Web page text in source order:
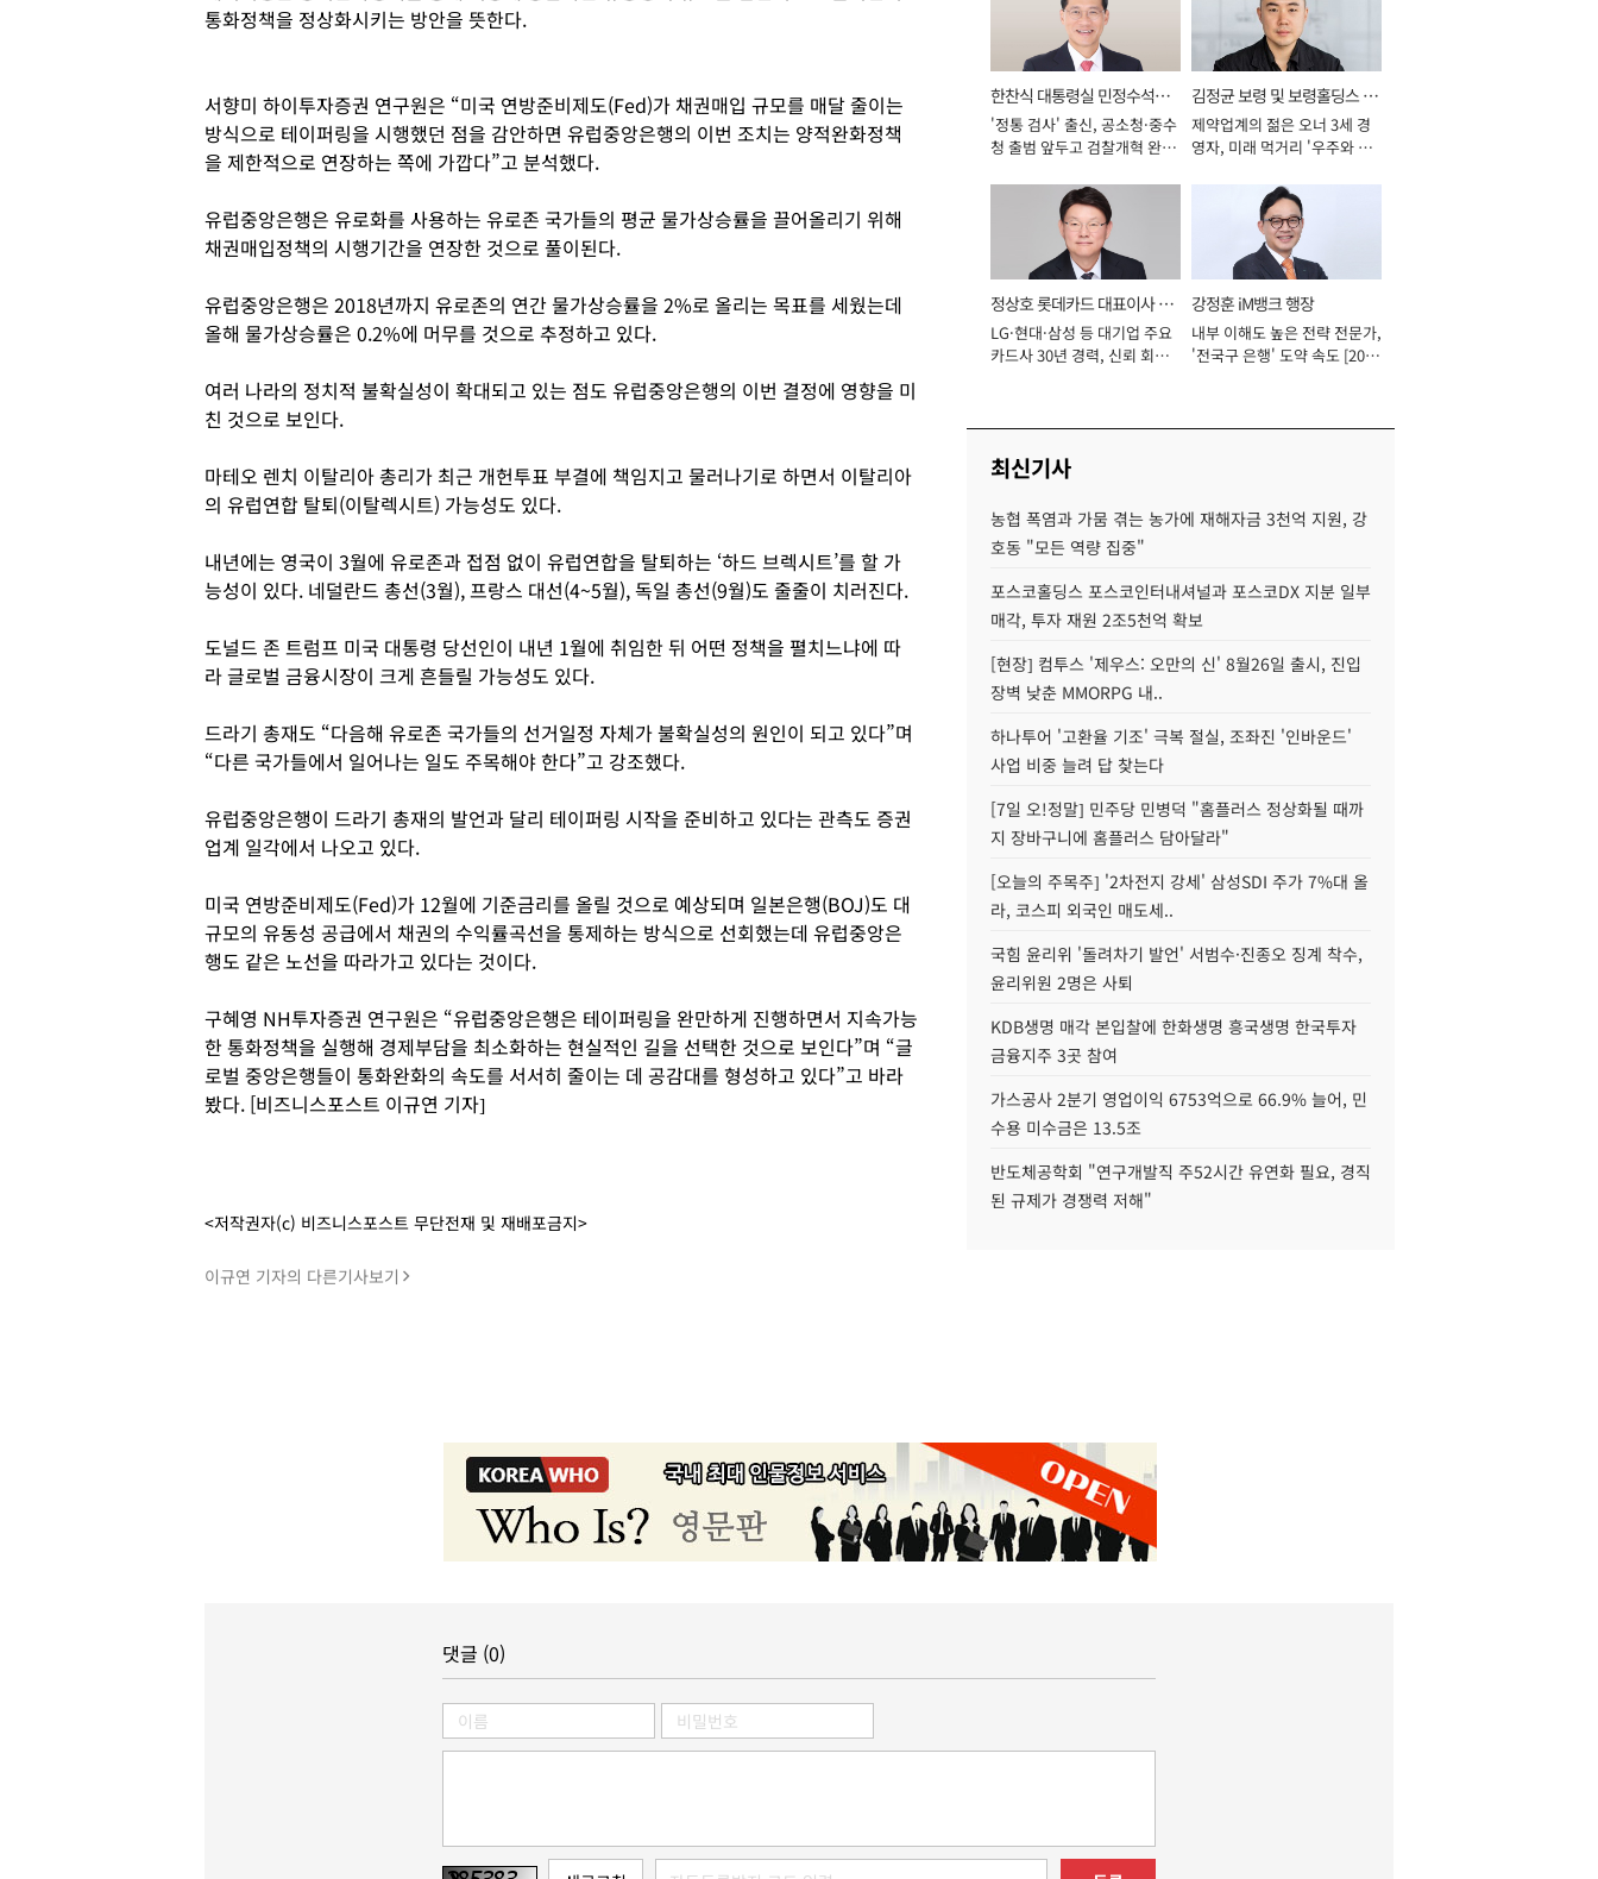
통화정책을 정상화시키는 방안을 뜻한다.
서향미 하이투자증권 연구원은 “미국 연방준비제도(Fed)가 채권매입 규모를 매달 줄이는
방식으로 테이퍼링을 시행했던 점을 감안하면 유럽중앙은행의 이번 조치는 양적완화정책
을 제한적으로 연장하는 쪽에 가깝다”고 분석했다.
유럽중앙은행은 유로화를 사용하는 유로존 국가들의 평균 물가상승률을 끌어올리기 위해
채권매입정책의 시행기간을 연장한 것으로 풀이된다.
유럽중앙은행은 2018년까지 유로존의 연간 물가상승률을 2%로 올리는 목표를 세웠는데
올해 물가상승률은 0.2%에 머무를 것으로 추정하고 있다.
여러 나라의 정치적 불확실성이 확대되고 있는 점도 유럽중앙은행의 이번 결정에 영향을 미
친 것으로 보인다.
마테오 렌치 이탈리아 총리가 최근 개헌투표 부결에 책임지고 물러나기로 하면서 이탈리아
의 유럽연합 탈퇴(이탈렉시트) 가능성도 있다.
내년에는 영국이 3월에 유로존과 접점 없이 유럽연합을 탈퇴하는 ‘하드 브렉시트’를 할 가
능성이 있다. 네덜란드 총선(3월), 프랑스 대선(4~5월), 독일 총선(9월)도 줄줄이 치러진다.
도널드 존 트럼프 미국 대통령 당선인이 내년 1월에 취임한 뒤 어떤 정책을 펼치느냐에 따
라 글로벌 금융시장이 크게 흔들릴 가능성도 있다.
드라기 총재도 “다음해 유로존 국가들의 선거일정 자체가 불확실성의 원인이 되고 있다”며
“다른 국가들에서 일어나는 일도 주목해야 한다”고 강조했다.
유럽중앙은행이 드라기 총재의 발언과 달리 테이퍼링 시작을 준비하고 있다는 관측도 증권
업계 일각에서 나오고 있다.
미국 연방준비제도(Fed)가 12월에 기준금리를 올릴 것으로 예상되며 일본은행(BOJ)도 대
규모의 유동성 공급에서 채권의 수익률곡선을 통제하는 방식으로 선회했는데 유럽중앙은
행도 같은 노선을 따라가고 있다는 것이다.
구혜영 NH투자증권 연구원은 “유럽중앙은행은 테이퍼링을 완만하게 진행하면서 지속가능
한 통화정책을 실행해 경제부담을 최소화하는 현실적인 길을 선택한 것으로 보인다”며 “글
로벌 중앙은행들이 통화완화의 속도를 서서히 줄이는 데 공감대를 형성하고 있다”고 바라
봤다. [비즈니스포스트 이규연 기자]
<저작권자(c) 비즈니스포스트 무단전재 및 재배포금지>
이규연 기자의 다른기사보기
한찬식 대통령실 민정수석비
서관
'정통 검사' 출신, 공소청·중수
청 출범 앞두고 검찰개혁 완수
김정균 보령 및 보령홀딩스 대
표이사 사장
제약업계의 젊은 오너 3세 경
영자, 미래 먹거리 '우주와 헬
정상호 롯데카드 대표이사 사
장
LG·현대·삼성 등 대기업 주요
카드사 30년 경력, 신뢰 회복
강정훈 iM뱅크 행장
내부 이해도 높은 전략 전문가,
'전국구 은행' 도약 속도 [2026
최신기사
농협 폭염과 가뭄 겪는 농가에 재해자금 3천억 지원, 강
호동 "모든 역량 집중"
포스코홀딩스 포스코인터내셔널과 포스코DX 지분 일부
매각, 투자 재원 2조5천억 확보
[현장] 컴투스 '제우스: 오만의 신' 8월26일 출시, 진입
장벽 낮춘 MMORPG 내..
하나투어 '고환율 기조' 극복 절실, 조좌진 '인바운드'
사업 비중 늘려 답 찾는다
[7일 오!정말] 민주당 민병덕 "홈플러스 정상화될 때까
지 장바구니에 홈플러스 담아달라"
[오늘의 주목주] '2차전지 강세' 삼성SDI 주가 7%대 올
라, 코스피 외국인 매도세..
국힘 윤리위 '돌려차기 발언' 서범수·진종오 징계 착수,
윤리위원 2명은 사퇴
KDB생명 매각 본입찰에 한화생명 흥국생명 한국투자
금융지주 3곳 참여
가스공사 2분기 영업이익 6753억으로 66.9% 늘어, 민
수용 미수금은 13.5조
반도체공학회 "연구개발직 주52시간 유연화 필요, 경직
된 규제가 경쟁력 저해"
댓글 (0)